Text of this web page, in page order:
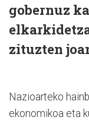
gobernuz
zituzten
Nazioarteko
ekonomikoa eta